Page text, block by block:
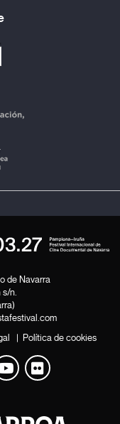
de Navarra
s/n.
| Política de cookies
Youtube
Flickr